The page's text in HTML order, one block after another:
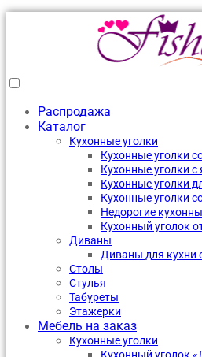
Распродажа
Каталог
Кухонные уголки
Кухонные уголки
Кухонные уголки
Кухонные уголки
Кухонные уголки
Недорогие
Кухонный уголок
Диваны
Диваны для кухни
Столы
Стулья
Табуреты
Этажерки
Мебель на заказ
Кухонные уголки